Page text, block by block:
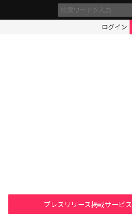
ログイン
プレスリリース掲載サービス